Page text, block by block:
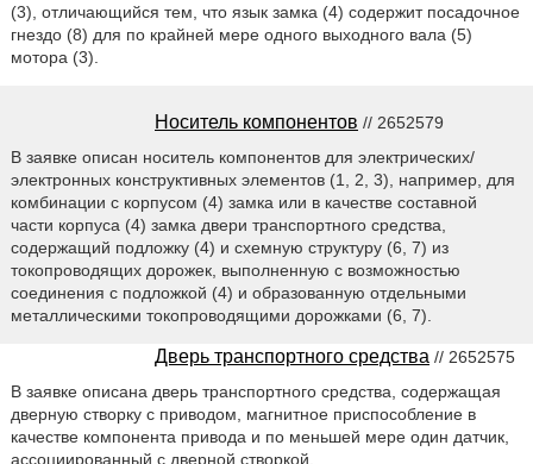
(3), отличающийся тем, что язык замка (4) содержит посадочное
гнездо (8) для по крайней мере одного выходного вала (5)
мотора (3).
Носитель компонентов // 2652579
В заявке описан носитель компонентов для электрических/
электронных конструктивных элементов (1, 2, 3), например, для
комбинации с корпусом (4) замка или в качестве составной
части корпуса (4) замка двери транспортного средства,
содержащий подложку (4) и схемную структуру (6, 7) из
токопроводящих дорожек, выполненную с возможностью
соединения с подложкой (4) и образованную отдельными
металлическими токопроводящими дорожками (6, 7).
Дверь транспортного средства // 2652575
В заявке описана дверь транспортного средства, содержащая
дверную створку с приводом, магнитное приспособление в
качестве компонента привода и по меньшей мере один датчик,
ассоциированный с дверной створкой.